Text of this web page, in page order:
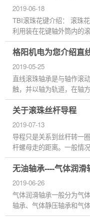
2019-06-18
TBI滚珠花键介绍： 滚珠
利用装在花键轴外筒内的滚
在精密研磨的滚动沟槽中
进行平滑滚动及传递力矩
用独特之接触点设计，具有
格阳机电为您介绍直
2019-05-25
直线滚珠轴承是与轴作滚
触，并以轴为轨道，在轴
能做无限直线运动的高精
承。轴承外筒内装有保持架
球、侧板等，在构造上是由
持...
关于滚珠丝杆导程
2019-07-13
导程只是关系到丝杆转一
杆螺母走的距离。一般情况
导程越大，运行速度越高
负载越小。 导程和精度没
然联系。丝杆精度指的是一
无油轴承----气体润滑
2019-06-26
气体润滑轴承一般分为气
轴承、气体静压轴承和气
轴承三种类型。实际轴承